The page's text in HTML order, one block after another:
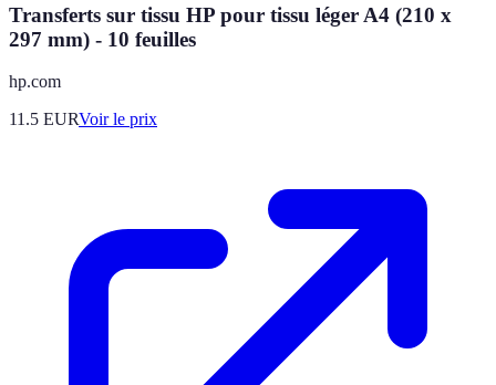
Transferts sur tissu HP pour tissu léger A4 (210 x
297 mm) - 10 feuilles
hp.com
11.5 EURVoir le prix